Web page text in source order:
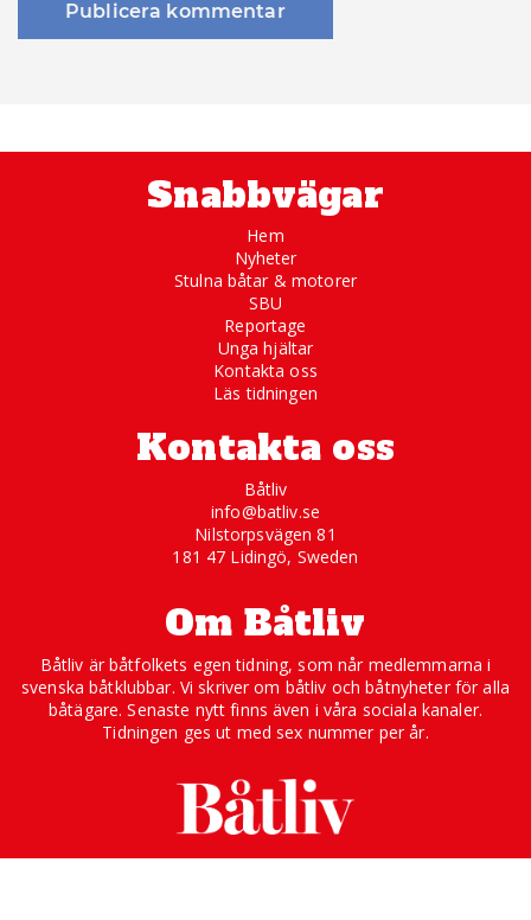
Snabbvägar
Hem
Nyheter
Stulna båtar & motorer
SBU
Reportage
Unga hjältar
Kontakta oss
Läs tidningen
Kontakta oss
Båtliv
info@batliv.se
Nilstorpsvägen 81
181 47 Lidingö, Sweden
Om Båtliv
Båtliv är båtfolkets egen tidning, som når medlemmarna i
svenska båtklubbar. Vi skriver om båtliv och båtnyheter för alla
båtägare. Senaste nytt finns även i våra sociala kanaler.
Tidningen ges ut med sex nummer per år.